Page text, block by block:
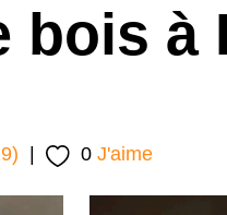
bois à
0 J'aime